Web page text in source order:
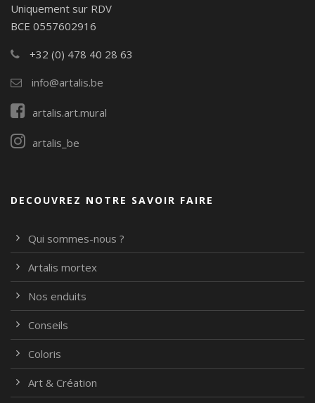
Uniquement sur RDV
BCE 0557602916
+32 (0) 478 40 28 63
info@artalis.be
artalis.art.mural
artalis_be
DECOUVREZ NOTRE SAVOIR FAIRE
Qui sommes-nous ?
Artalis mortex
Nos enduits
Conseils
Coloris
Art & Création